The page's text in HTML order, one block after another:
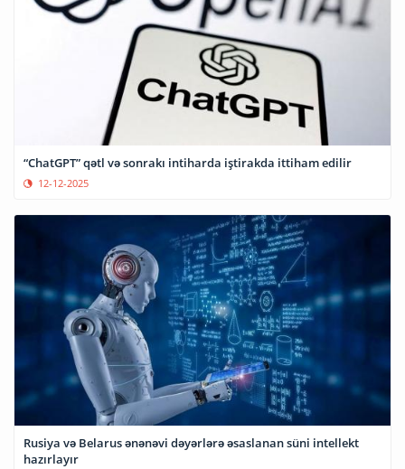
“ChatGPT” qətl və sonrakı intiharda iştirakda ittiham edilir
12-12-2025
Rusiya və Belarus ənənəvi dəyərlərə əsaslanan süni intellekt
hazırlayır